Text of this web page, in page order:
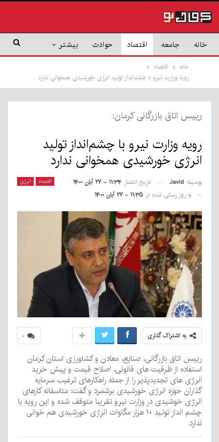
خانه جامعه اقتصاد حوادث بیشتر
خانه
اقتصاد
رویه وزارت نیرو با چشم‌انداز تولید انرژی خورشیدی همخوانی ندارد
رییس اتاق بازرگانی کرمان:
رویه وزارت نیرو با چشم‌انداز تولید
انرژی خورشیدی همخوانی ندارد
اقتصاد انرژی بوسیله Javid تاریخ انتشار ۱۱:۳۴ - ۲۷ آبان ۱۴۰۰
به روز رسانی شده در ۱۱:۳۵ - ۲۷ آبان ۱۴۰۰
۰ به اشتراک گذاری
رییس اتاق بازرگانی، صنایع، معادن و کشاورزی استان کرمان
استفاده از ظرفیت های قانونی، اصلاح قیمت و پیش خرید
انرژی های تجدیدپذیر را از جمله راهکارهای ترغیب سرمایه
گذاران حوزه انرژی خورشیدی برشمرد و گفت: متاسفانه کارهای
انرژی خوشیدی در وزارت نیرو تقریبا متوقف شده و این رویه با
چشم انداز تولید ۱۰ هزار مگاوات انرژی خورشیدی هم خوانی
ندارد.